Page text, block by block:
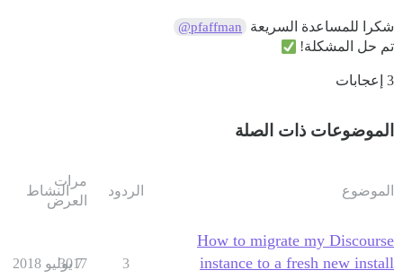
شكرا للمساعدة السريعة @pfaffman
تم حل المشكلة!
3 إعجابات
الموضوعات ذات الصلة
الموضوع الردود
مرات
العرض
النشاط
How to migrate my Discourse
instance to a fresh new install
3
3017
7 يوليو 2018